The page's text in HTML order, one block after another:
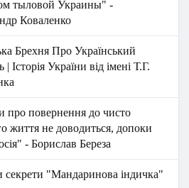
тыловой Украины" -
Коваленко
Брехня Про Український
| Історія України від імені Т.Г.
про повернення до чисто
життя не доводиться, допоки
- Борислав Береза
секрети "Мандаринова індичка"